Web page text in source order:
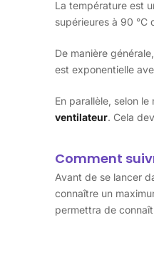
La température est
supérieures à 90 °C
De manière
est exponentielle
En parallèle, selon
ventilateur. Cela
Comment
Avant de se lancer
connaître un
permettra de